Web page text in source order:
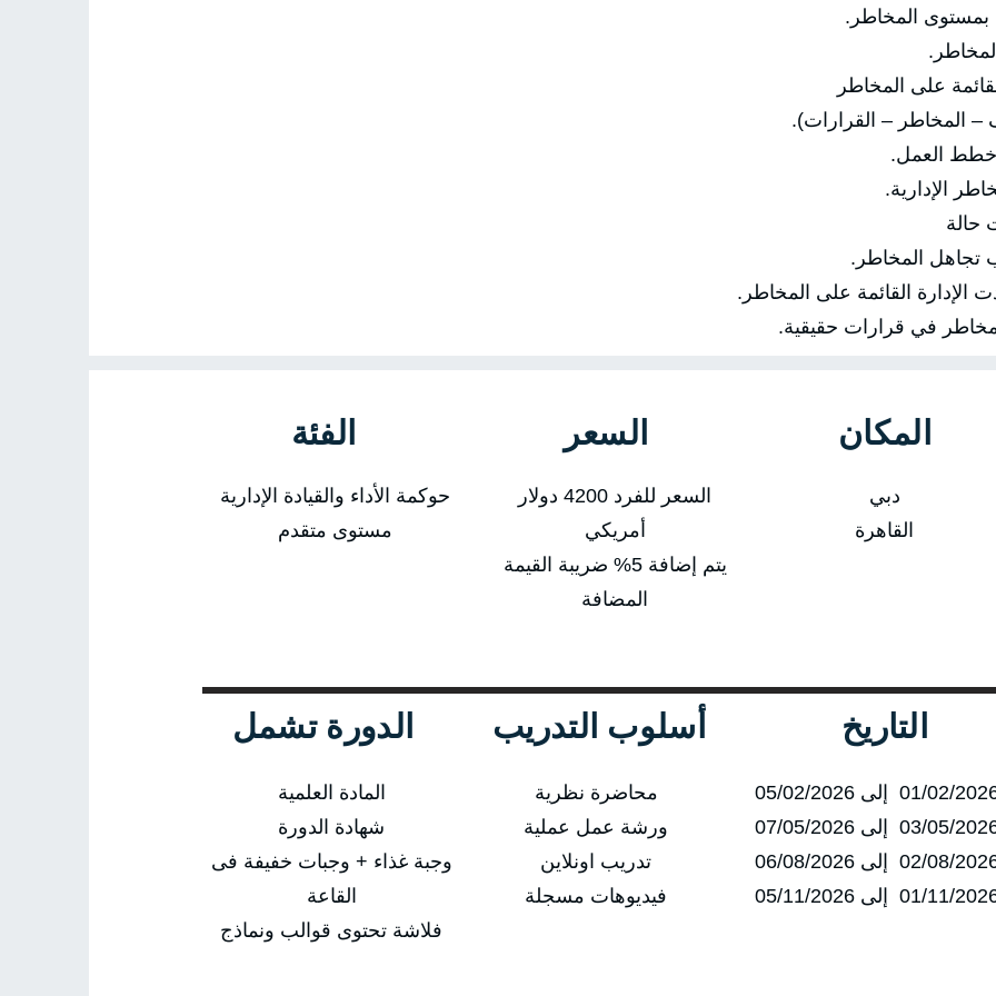
المخاطر.
على المخاطر
– القرارات).
العمل.
الإدارية.
حالة
المخاطر.
القائمة على المخاطر.
في قرارات حقيقية.
الفئة
حوكمة الأداء والقيادة الإدارية
مستوى متقدم
السعر
السعر للفرد 4200 دولار
أمريكي
يتم إضافة 5% ضريبة القيمة
المضافة
المكان
دبي
القاهرة
الدورة تشمل
المادة العلمية
شهادة الدورة
وجبة غذاء + وجبات خفيفة فى
القاعة
فلاشة تحتوى قوالب ونماذج
أسلوب التدريب
محاضرة نظرية
ورشة عمل عملية
تدريب اونلاين
فيديوهات مسجلة
التاريخ